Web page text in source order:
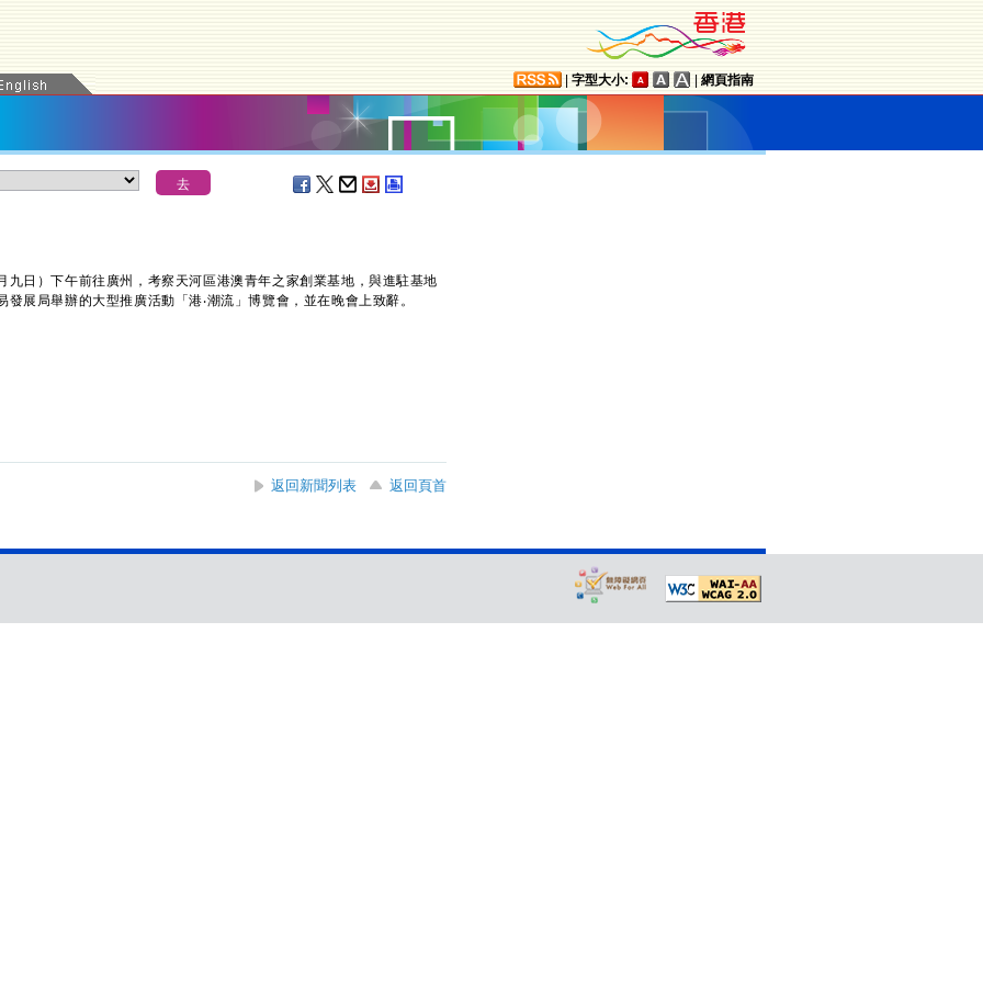
字型大小: 網頁指南
）下午前往廣州，考察天河區港澳青年之家創業基地，與進駐基地
展局舉辦的大型推廣活動「港‧潮流」博覽會，並在晚會上致辭。
返回新聞列表 返回頁首